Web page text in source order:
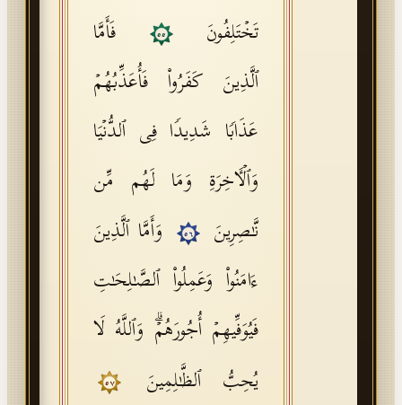
تَخۡتَلِفُونَ
٥٥
فَأَمَّا
ٱلَّذِینَ كَفَرُوا۟ فَأُعَذِّبُهُمۡ
عَذَابࣰا شَدِیدࣰا فِی ٱلدُّنۡیَا
وَٱلۡـَٔاخِرَةِ وَمَا لَهُم مِّن
نَّـٰصِرِینَ
٥٦
وَأَمَّا ٱلَّذِینَ
ءَامَنُوا۟ وَعَمِلُوا۟ ٱلصَّـٰلِحَـٰتِ
فَیُوَفِّیهِمۡ أُجُورَهُمۡۗ وَٱللَّهُ لَا
یُحِبُّ ٱلظَّـٰلِمِینَ
٥٧